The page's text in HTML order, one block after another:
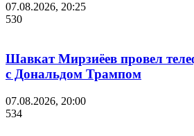
07.08.2026, 20:25
530
Шавкат Мирзиёев провел
с Дональдом Трампом
07.08.2026, 20:00
534